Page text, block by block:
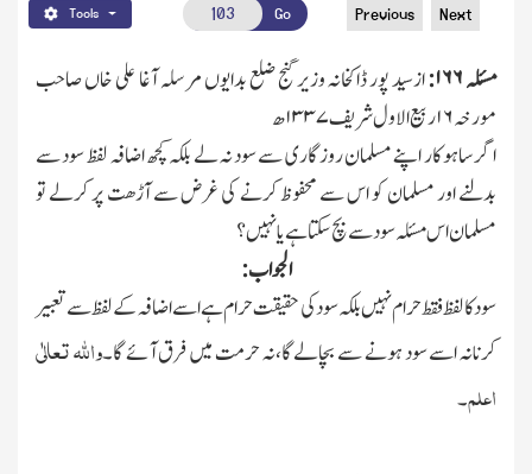
Tools Go Previous Next
مسئلہ۱۶۶: ازسید پور ڈاکخانہ وزیر گنج ضلع بدایوں مرسلہ آغا علی خاں صاحب
مورخہ۱۶ربیع الاول شریف۱۳۳۷ھ
اگر ساہو کار اپنے مسلمان روز گاری سے سود نہ لے بلکہ کچھ اضافہ لفظ سود سے
بدلنے اور مسلمان کو اس سے محفوظ کرنے کی غرض سے آڑھت پر کرلے تو
مسلمان اس مسئلہ سود سے بچ سکتا ہے یانہیں ؟
الجواب:
سود کا لفظ فقط حرام نہیں بلکہ سود کی حقیقت حرام ہے اسے اضافہ کے لفظ سے تعبیر
کرنانہ اسے سود ہونے سے بچالے گا،نہ حرمت میں فرق آئے گا۔واللہ تعالٰی
اعلم۔